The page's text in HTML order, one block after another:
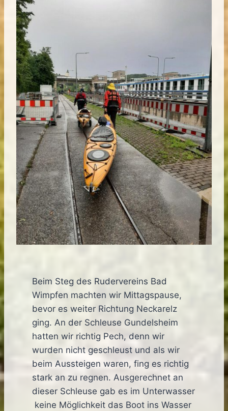
Beim Steg des Rudervereins Bad
Wimpfen machten wir Mittagspause,
bevor es weiter Richtung Neckarelz
ging. An der Schleuse Gundelsheim
hatten wir richtig Pech, denn wir
wurden nicht geschleust und als wir
beim Aussteigen waren, fing es richtig
stark an zu regnen. Ausgerechnet an
dieser Schleuse gab es im Unterwasser
keine Möglichkeit das Boot ins Wasser